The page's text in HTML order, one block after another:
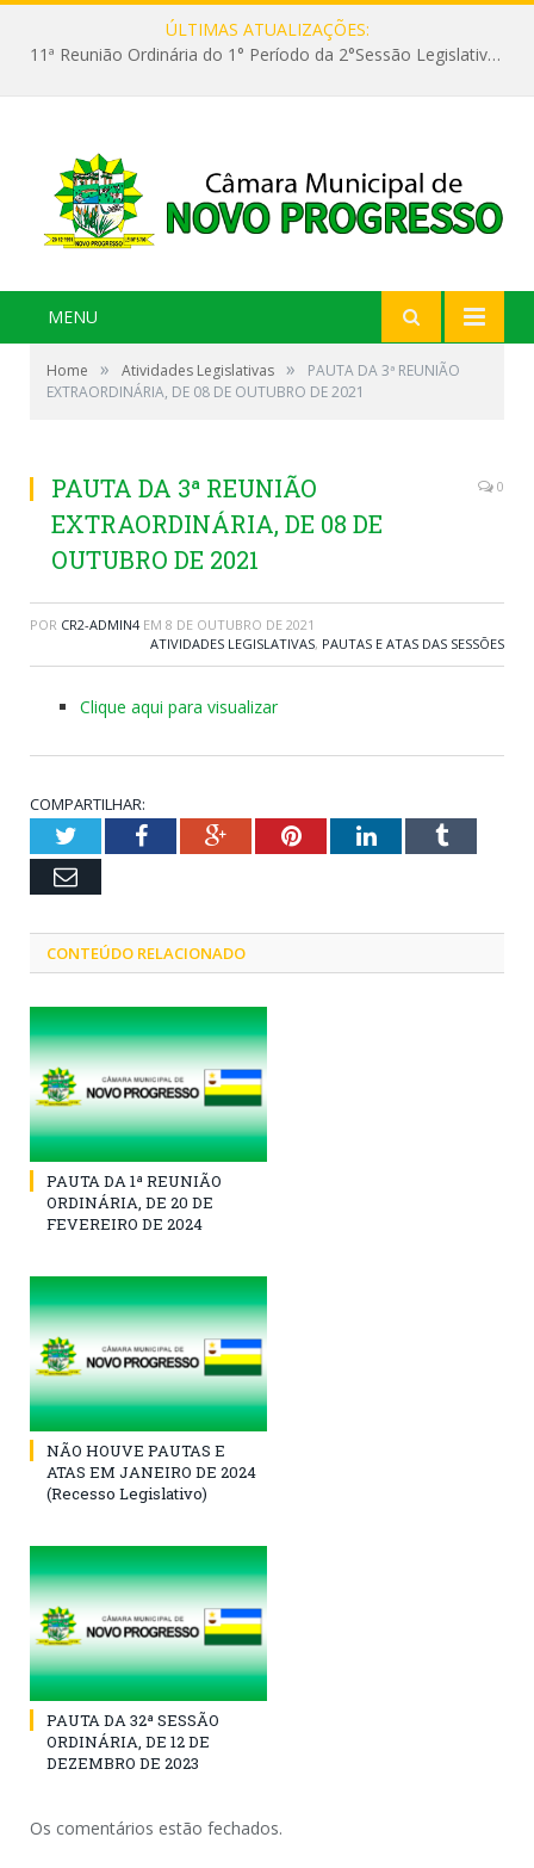
ÚLTIMAS ATUALIZAÇÕES:
11ª Reunião Ordinária do 1° Período da 2°Sessão Legislativa da 9ª Legislatura do Poder Legislativo
MENU
Home » Atividades Legislativas »
PAUTA DA 3ª REUNIÃO
EXTRAORDINÁRIA, DE 08 DE OUTUBRO DE 2021
PAUTA DA 3ª REUNIÃO
EXTRAORDINÁRIA, DE 08 DE
OUTUBRO DE 2021
0
POR CR2-ADMIN4 EM 8 DE OUTUBRO DE 2021
ATIVIDADES LEGISLATIVAS, PAUTAS E ATAS DAS SESSÕES
Clique aqui para visualizar
COMPARTILHAR:
TwitterFacebookGoogle+PinterestLinkedInTumblr
Email
CONTEÚDO RELACIONADO
PAUTA DA 1ª REUNIÃO
ORDINÁRIA, DE 20 DE
FEVEREIRO DE 2024
NÃO HOUVE PAUTAS E
ATAS EM JANEIRO DE 2024
(Recesso Legislativo)
PAUTA DA 32ª SESSÃO
ORDINÁRIA, DE 12 DE
DEZEMBRO DE 2023
Os comentários estão fechados.